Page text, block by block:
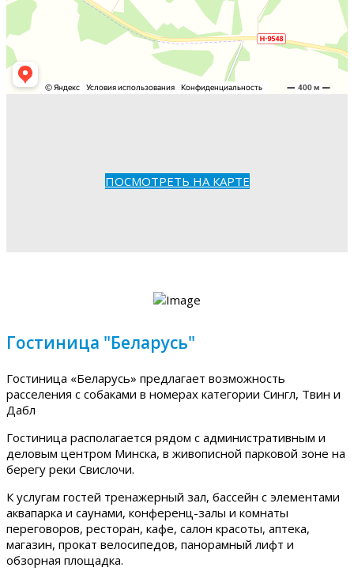
ПОСМОТРЕТЬ НА КАРТЕ
Гостиница "Беларусь"
Гостиница «Беларусь» предлагает возможность
расселения с собаками в номерах категории Сингл, Твин и
Дабл
Гостиница располагается рядом с административным и
деловым центром Минска, в живописной парковой зоне на
берегу реки Свислочи.
К услугам гостей тренажерный зал, бассейн с элементами
аквапарка и саунами, конференц-залы и комнаты
переговоров, ресторан, кафе, салон красоты, аптека,
магазин, прокат велосипедов, панорамный лифт и
обзорная площадка.